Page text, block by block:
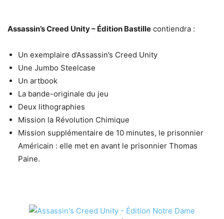
Assassin’s Creed Unity – Édition Bastille contiendra :
Un exemplaire d’Assassin’s Creed Unity
Une Jumbo Steelcase
Un artbook
La bande-originale du jeu
Deux lithographies
Mission la Révolution Chimique
Mission supplémentaire de 10 minutes, le prisonnier
Américain : elle met en avant le prisonnier Thomas
Paine.